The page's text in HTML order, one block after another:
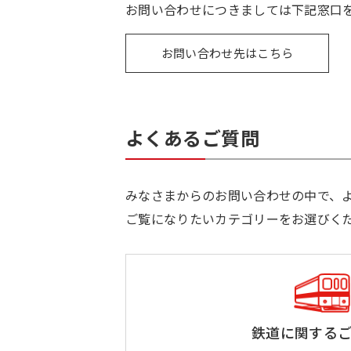
お問い合わせにつきましては下記窓口
お問い合わせ先はこちら
よくあるご質問
みなさまからのお問い合わせの中で、
ご覧になりたいカテゴリーをお選びく
鉄道に関する